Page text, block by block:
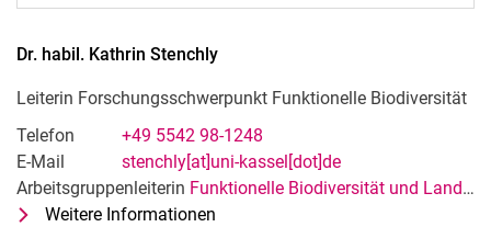
Dr. habil. Kathrin Stenchly
Leiterin Forschungsschwerpunkt Funktionelle Biodiversität
Telefon
+49 5542 98-1248
E-Mail
stenchly[at]uni-kassel[dot]de
Arbeitsgruppenleiterin
Funktionelle Biodiversität und Landschaftsökologie
Weitere Informationen